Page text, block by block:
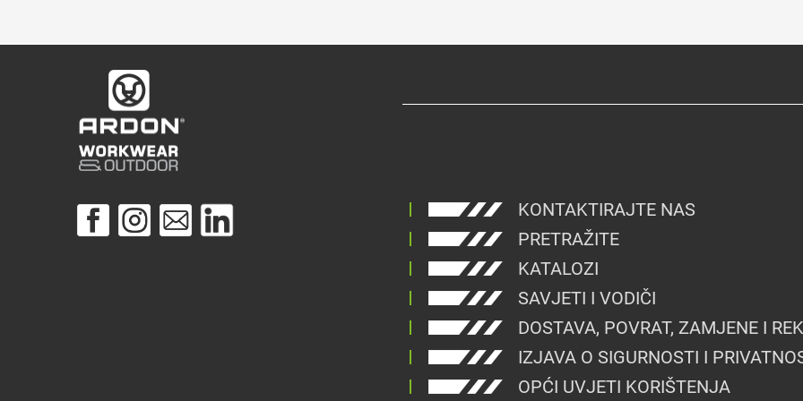
KONTAKTIRAJTE NAS
PRETRAŽITE
KATALOZI
SAVJETI I VODIČI
DOSTAVA, POVRAT, ZAMJENE I
IZJAVA O SIGURNOSTI I
OPĆI UVJETI KORIŠTENJA